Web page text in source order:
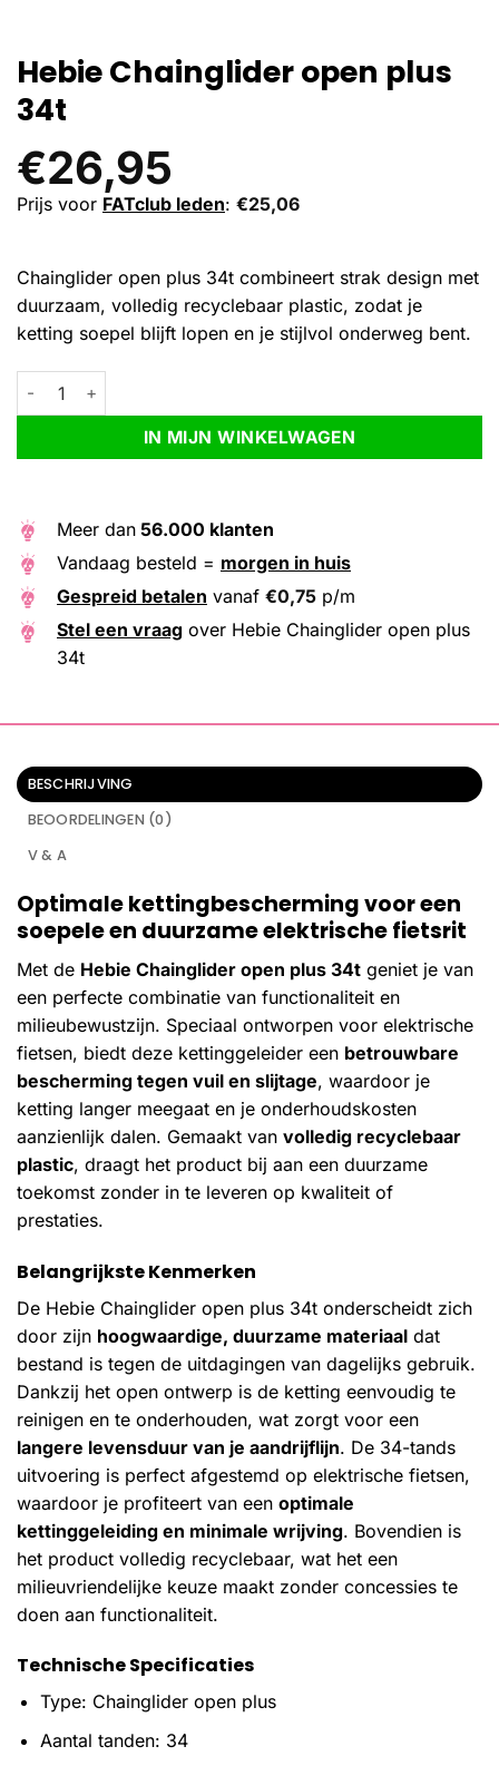
Hebie Chainglider open plus
34t
€26,95
Prijs voor FATclub leden: €25,06
Chainglider open plus 34t combineert strak design met
duurzaam, volledig recyclebaar plastic, zodat je
ketting soepel blijft lopen en je stijlvol onderweg bent.
Hebie Chainglider open plus 34t aantal
IN MIJN WINKELWAGEN
Alternative:
Meer dan 56.000 klanten
Vandaag besteld = morgen in huis
Gespreid betalen vanaf €0,75 p/m
Stel een vraag over Hebie Chainglider open plus
34t
BESCHRIJVING
BEOORDELINGEN (0)
V & A
Optimale kettingbescherming voor een
soepele en duurzame elektrische fietsrit
Met de Hebie Chainglider open plus 34t geniet je van
een perfecte combinatie van functionaliteit en
milieubewustzijn. Speciaal ontworpen voor elektrische
fietsen, biedt deze kettinggeleider een betrouwbare
bescherming tegen vuil en slijtage, waardoor je
ketting langer meegaat en je onderhoudskosten
aanzienlijk dalen. Gemaakt van volledig recyclebaar
plastic, draagt het product bij aan een duurzame
toekomst zonder in te leveren op kwaliteit of
prestaties.
Belangrijkste Kenmerken
De Hebie Chainglider open plus 34t onderscheidt zich
door zijn hoogwaardige, duurzame materiaal dat
bestand is tegen de uitdagingen van dagelijks gebruik.
Dankzij het open ontwerp is de ketting eenvoudig te
reinigen en te onderhouden, wat zorgt voor een
langere levensduur van je aandrijflijn. De 34-tands
uitvoering is perfect afgestemd op elektrische fietsen,
waardoor je profiteert van een optimale
kettinggeleiding en minimale wrijving. Bovendien is
het product volledig recyclebaar, wat het een
milieuvriendelijke keuze maakt zonder concessies te
doen aan functionaliteit.
Technische Specificaties
Type: Chainglider open plus
Aantal tanden: 34